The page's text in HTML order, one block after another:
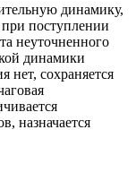
динамику,
поступлении
неуточненного
динамики
нет, сохраняется
назначается